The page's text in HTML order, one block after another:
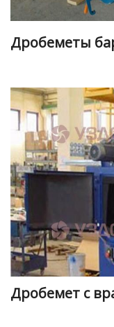
Дробеметы
Дробемет с